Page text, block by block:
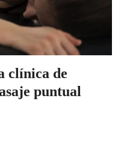
clínica de
puntual